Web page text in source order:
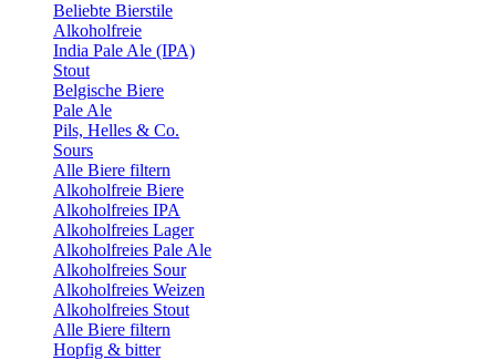
Beliebte Bierstile
Alkoholfreie
India Pale Ale (IPA)
Stout
Belgische Biere
Pale Ale
Pils, Helles & Co.
Sours
Alle Biere filtern
Alkoholfreie Biere
Alkoholfreies IPA
Alkoholfreies Lager
Alkoholfreies Pale Ale
Alkoholfreies Sour
Alkoholfreies Weizen
Alkoholfreies Stout
Alle Biere filtern
Hopfig & bitter